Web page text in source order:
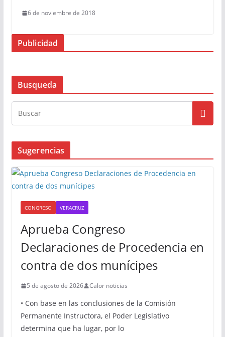
6 de noviembre de 2018
Publicidad
Busqueda
Sugerencias
CONGRESO VERACRUZ
Aprueba Congreso
Declaraciones de Procedencia en
contra de dos munícipes
5 de agosto de 2026 Calor noticias
• Con base en las conclusiones de la Comisión
Permanente Instructora, el Poder Legislativo
determina que ha lugar, por lo